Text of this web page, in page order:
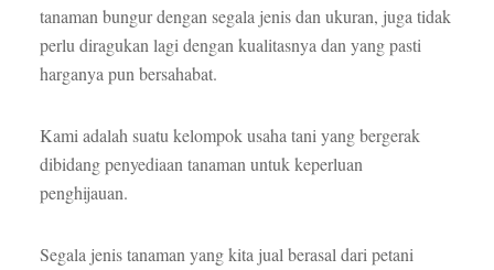
tanaman bungur dengan segala jenis dan ukuran, juga tidak
perlu diragukan lagi dengan kualitasnya dan yang pasti
harganya pun bersahabat.
Kami adalah suatu kelompok usaha tani yang bergerak
dibidang penyediaan tanaman untuk keperluan
penghijauan.
Segala jenis tanaman yang kita jual berasal dari petani